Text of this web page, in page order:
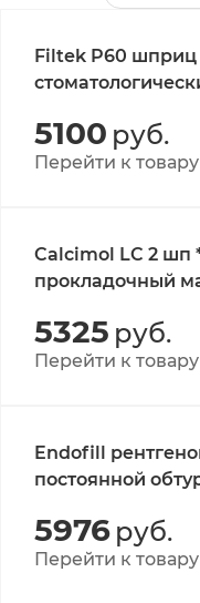
Filtek P60 шприц
5100 руб.
Перейти к товару
Calcimol LC 2 шп
прокладочный
5325 руб.
Перейти к товару
Endofill
постоянной
5976 руб.
Перейти к товару